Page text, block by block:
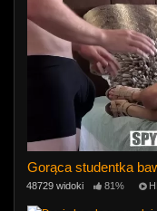
Gorąca studentka
48729 widoki 81%